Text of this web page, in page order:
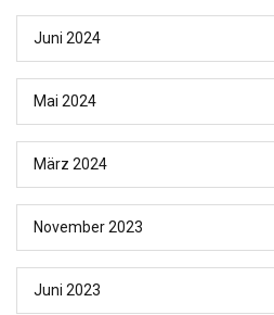
Juni 2024
Mai 2024
März 2024
November 2023
Juni 2023